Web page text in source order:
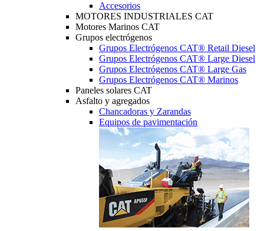
Accesorios
MOTORES INDUSTRIALES CAT
Motores Marinos CAT
Grupos electrógenos
Grupos Electrógenos CAT® Retail Diesel
Grupos Electrógenos CAT® Large Diesel
Grupos Electrógenos CAT® Large Gas
Grupos Electrógenos CAT® Marinos
Paneles solares CAT
Asfalto y agregados
Chancadoras y Zarandas
Equipos de pavimentación